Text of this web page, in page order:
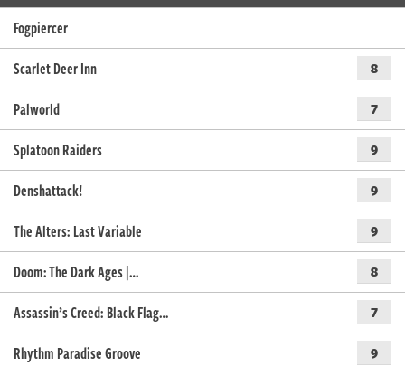
Fogpiercer
Scarlet Deer Inn
8
Palworld 7
Splatoon Raiders 9
Denshattack! 9
The Alters: Last Variable 9
Doom: The Dark Ages |… 8
Assassin’s Creed: Black Flag… 7
Rhythm Paradise Groove 9